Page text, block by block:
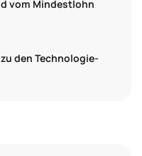
vom Mindestlohn
den Technologie-